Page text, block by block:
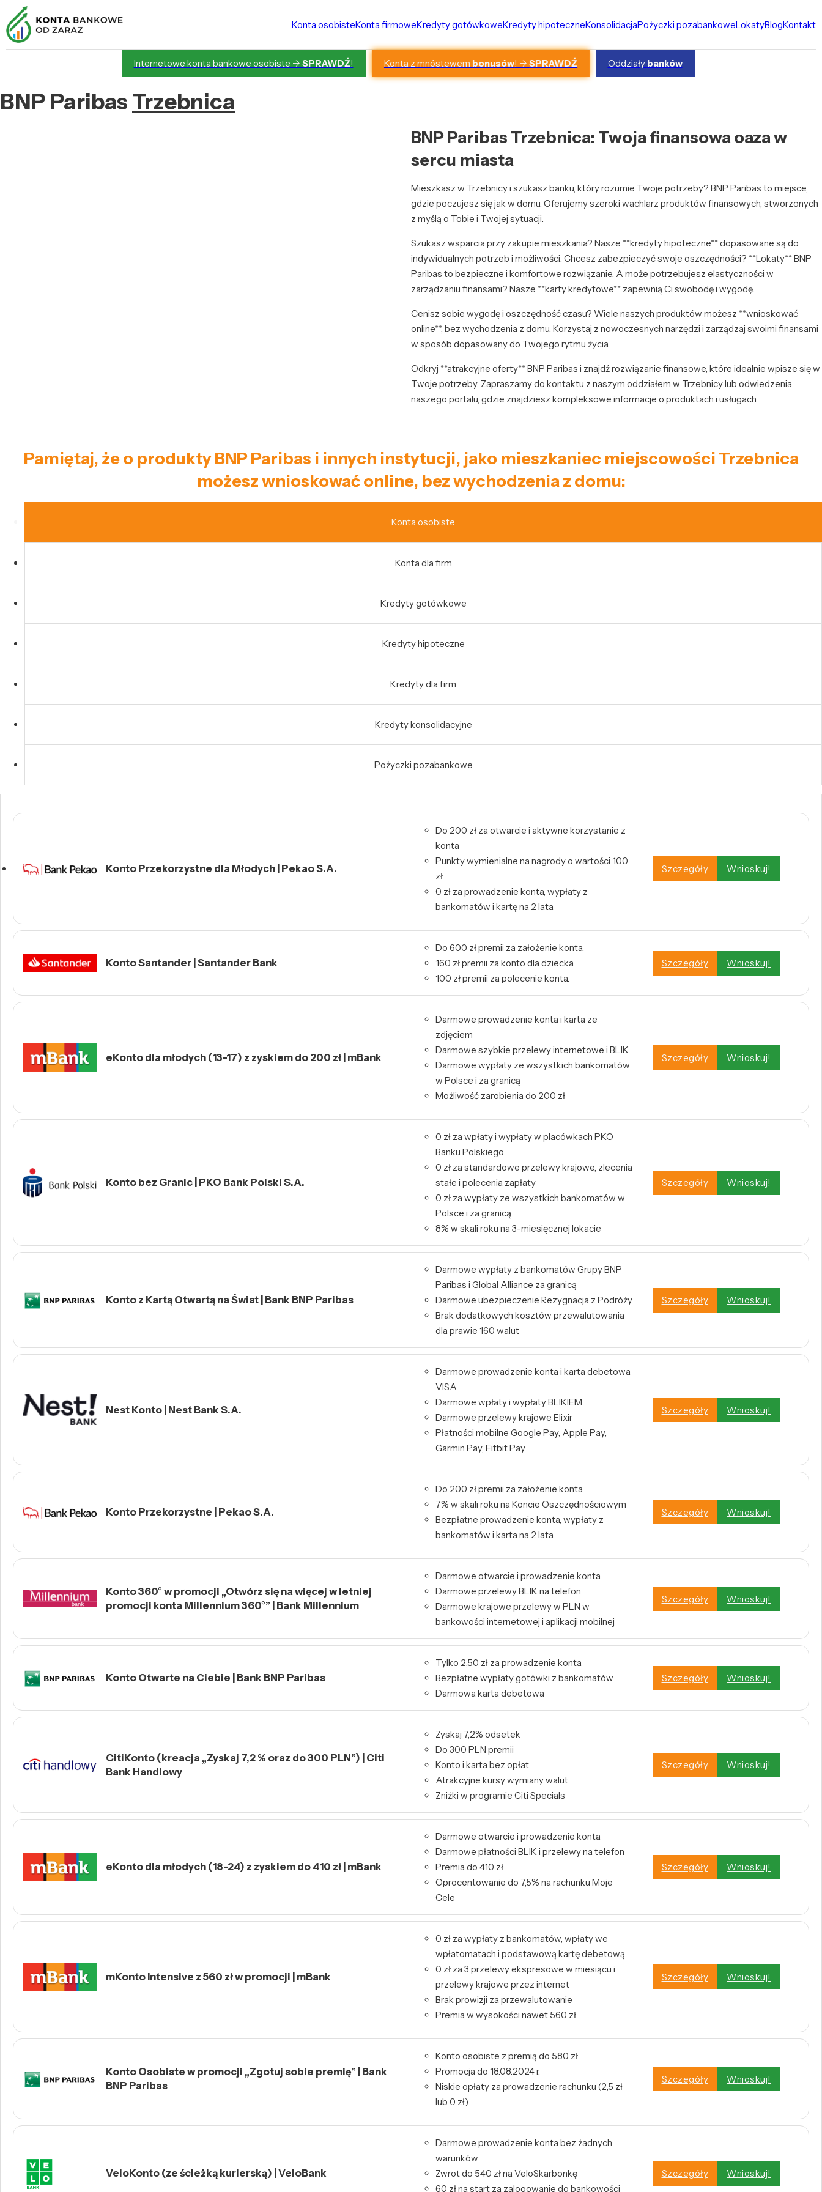
Konta osobisteKonta firmoweKredyty gotówkoweKredyty hipoteczneKonsolidacjaPożyczki pozabankoweLokatyBlogKontakt
Internetowe konta bankowe osobiste -> SPRAWDŹ! Konta z mnóstewem bonusów! ->SPRAWDŹ Oddziały banków
BNP Paribas Trzebnica
BNP Paribas Trzebnica: Twoja finansowa oaza w
sercu miasta
Mieszkasz w Trzebnicy i szukasz banku, który rozumie Twoje potrzeby? BNP Paribas to miejsce,
gdzie poczujesz się jak w domu. Oferujemy szeroki wachlarz produktów finansowych, stworzonych
z myślą o Tobie i Twojej sytuacji.
Szukasz wsparcia przy zakupie mieszkania? Nasze **kredyty hipoteczne** dopasowane są do
indywidualnych potrzeb i możliwości. Chcesz zabezpieczyć swoje oszczędności? **Lokaty** BNP
Paribas to bezpieczne i komfortowe rozwiązanie. A może potrzebujesz elastyczności w
zarządzaniu finansami? Nasze **karty kredytowe** zapewnią Ci swobodę i wygodę.
Cenisz sobie wygodę i oszczędność czasu? Wiele naszych produktów możesz **wnioskować
online**, bez wychodzenia z domu. Korzystaj z nowoczesnych narzędzi i zarządzaj swoimi finansami
w sposób dopasowany do Twojego rytmu życia.
Odkryj **atrakcyjne oferty** BNP Paribas i znajdź rozwiązanie finansowe, które idealnie wpisze się w
Twoje potrzeby. Zapraszamy do kontaktu z naszym oddziałem w Trzebnicy lub odwiedzenia
naszego portalu, gdzie znajdziesz kompleksowe informacje o produktach i usługach.
Pamiętaj, że o produkty BNP Paribas i innych instytucji, jako mieszkaniec miejscowości Trzebnica
możesz wnioskować online, bez wychodzenia z domu:
Konta osobiste
Konta dla firm
Kredyty gotówkowe
Kredyty hipoteczne
Kredyty dla firm
Kredyty konsolidacyjne
Pożyczki pozabankowe
Konto Przekorzystne dla Młodych | Pekao S.A.
Do 200 zł za otwarcie i aktywne korzystanie z
konta
Punkty wymienialne na nagrody o wartości 100
zł
0 zł za prowadzenie konta, wypłaty z
bankomatów i kartę na 2 lata
Szczegóły Wnioskuj!
Konto Santander | Santander Bank
Do 600 zł premii za założenie konta.
160 zł premii za konto dla dziecka.
100 zł premii za polecenie konta.
Szczegóły Wnioskuj!
eKonto dla młodych (13-17) z zyskiem do 200 zł | mBank
Darmowe prowadzenie konta i karta ze
zdjęciem
Darmowe szybkie przelewy internetowe i BLIK
Darmowe wypłaty ze wszystkich bankomatów
w Polsce i za granicą
Możliwość zarobienia do 200 zł
Szczegóły Wnioskuj!
Konto bez Granic | PKO Bank Polski S.A.
0 zł za wpłaty i wypłaty w placówkach PKO
Banku Polskiego
0 zł za standardowe przelewy krajowe, zlecenia
stałe i polecenia zapłaty
0 zł za wypłaty ze wszystkich bankomatów w
Polsce i za granicą
8% w skali roku na 3-miesięcznej lokacie
Szczegóły Wnioskuj!
Konto z Kartą Otwartą na Świat | Bank BNP Paribas
Darmowe wypłaty z bankomatów Grupy BNP
Paribas i Global Alliance za granicą
Darmowe ubezpieczenie Rezygnacja z Podróży
Brak dodatkowych kosztów przewalutowania
dla prawie 160 walut
Szczegóły Wnioskuj!
Nest Konto | Nest Bank S.A.
Darmowe prowadzenie konta i karta debetowa
VISA
Darmowe wpłaty i wypłaty BLIKIEM
Darmowe przelewy krajowe Elixir
Płatności mobilne Google Pay, Apple Pay,
Garmin Pay, Fitbit Pay
Szczegóły Wnioskuj!
Konto Przekorzystne | Pekao S.A.
Do 200 zł premii za założenie konta
7% w skali roku na Koncie Oszczędnościowym
Bezpłatne prowadzenie konta, wypłaty z
bankomatów i karta na 2 lata
Szczegóły Wnioskuj!
Konto 360° w promocji „Otwórz się na więcej w letniej
promocji konta Millennium 360°” | Bank Millennium
Darmowe otwarcie i prowadzenie konta
Darmowe przelewy BLIK na telefon
Darmowe krajowe przelewy w PLN w
bankowości internetowej i aplikacji mobilnej
Szczegóły Wnioskuj!
Konto Otwarte na Ciebie | Bank BNP Paribas
Tylko 2,50 zł za prowadzenie konta
Bezpłatne wypłaty gotówki z bankomatów
Darmowa karta debetowa
Szczegóły Wnioskuj!
CitiKonto (kreacja „Zyskaj 7,2 % oraz do 300 PLN”) | Citi
Bank Handlowy
Zyskaj 7,2% odsetek
Do 300 PLN premii
Konto i karta bez opłat
Atrakcyjne kursy wymiany walut
Zniżki w programie Citi Specials
Szczegóły Wnioskuj!
eKonto dla młodych (18-24) z zyskiem do 410 zł | mBank
Darmowe otwarcie i prowadzenie konta
Darmowe płatności BLIK i przelewy na telefon
Premia do 410 zł
Oprocentowanie do 7,5% na rachunku Moje
Cele
Szczegóły Wnioskuj!
mKonto Intensive z 560 zł w promocji | mBank
0 zł za wypłaty z bankomatów, wpłaty we
wpłatomatach i podstawową kartę debetową
0 zł za 3 przelewy ekspresowe w miesiącu i
przelewy krajowe przez internet
Brak prowizji za przewalutowanie
Premia w wysokości nawet 560 zł
Szczegóły Wnioskuj!
Konto Osobiste w promocji „Zgotuj sobie premię” | Bank
BNP Paribas
Konto osobiste z premią do 580 zł
Promocja do 18.08.2024 r.
Niskie opłaty za prowadzenie rachunku (2,5 zł
lub 0 zł)
Szczegóły Wnioskuj!
VeloKonto (ze ścieżką kurierską) | VeloBank
Darmowe prowadzenie konta bez żadnych
warunków
Zwrot do 540 zł na VeloSkarbonkę
60 zł na start za zalogowanie do bankowości
Szczegóły Wnioskuj!